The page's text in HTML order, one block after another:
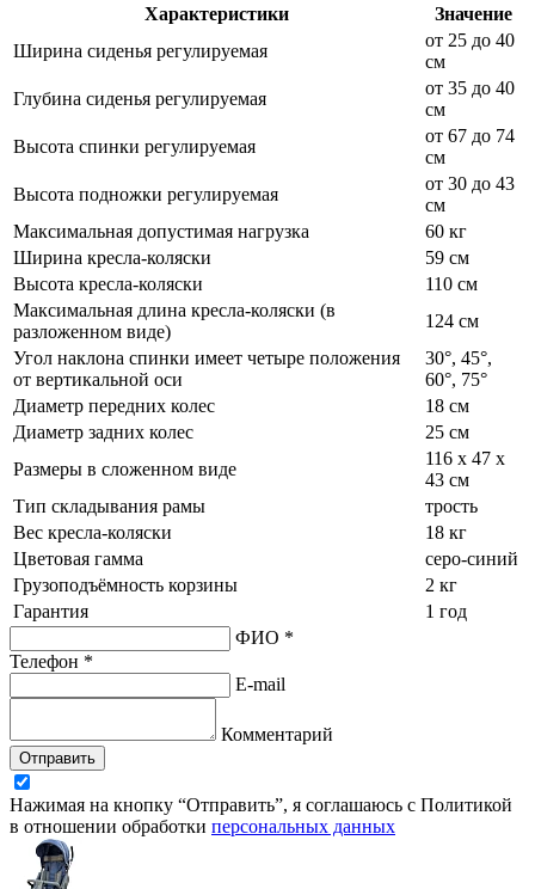
Характеристики
Значение
Ширина сиденья регулируемая
от 25 до 40
см
Глубина сиденья регулируемая
от 35 до 40
см
Высота спинки регулируемая
от 67 до 74
см
Высота подножки регулируемая
от 30 до 43
см
Максимальная допустимая нагрузка
60 кг
Ширина кресла-коляски
59 см
Высота кресла-коляски
110 см
Максимальная длина кресла-коляски (в
разложенном виде)
124 см
Угол наклона спинки имеет четыре положения
от вертикальной оси
30°, 45°,
60°, 75°
Диаметр передних колес
18 см
Диаметр задних колес
25 см
Размеры в сложенном виде
116 х 47 х
43 см
Тип складывания рамы
трость
Вес кресла-коляски
18 кг
Цветовая гамма
серо-синий
Грузоподъёмность корзины
2 кг
Гарантия
1 год
ФИО *
Телефон *
E-mail
Комментарий
Отправить
Нажимая на кнопку “Отправить”, я соглашаюсь с Политикой
в отношении обработки персональных данных